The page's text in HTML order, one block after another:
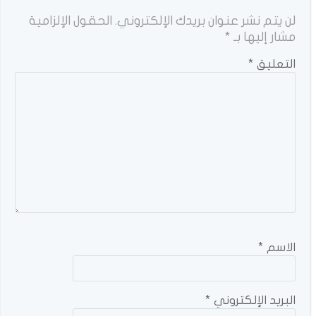
لن يتم نشر عنوان بريدك الإلكتروني. الحقول الإلزامية
مشار إليها بـ *
التعليق *
الاسم *
البريد الإلكتروني *